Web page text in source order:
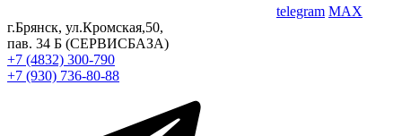
telegram MAX
г.Брянск, ул.Кромская,50,
пав. 34 Б (СЕРВИСБАЗА)
+7 (4832) 300-790
+7 (930) 736-80-88